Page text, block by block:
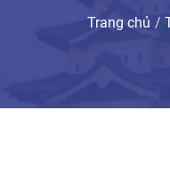
Trang chủ